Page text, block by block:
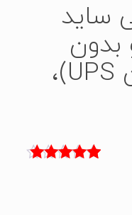
ساید
بدون
باتری (300 بدون UPS)،